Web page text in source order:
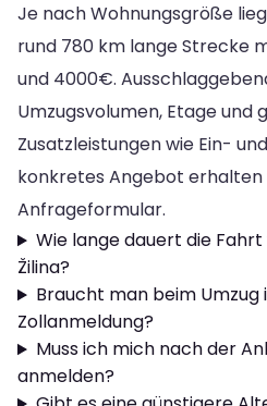
Je nach Wohnungsgröße
rund 780 km lange Strecke
und 4000€.
Umzugsvolumen, Etage und
Zusatzleistungen wie Ein-
konkretes Angebot erhalten
Anfrageformular.
Wie lange dauert die
Žilina?
Braucht man beim Umzug
Zollanmeldung?
Muss ich mich nach der
anmelden?